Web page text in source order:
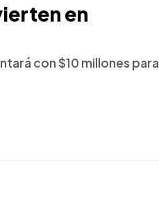
en
con $10 millones para